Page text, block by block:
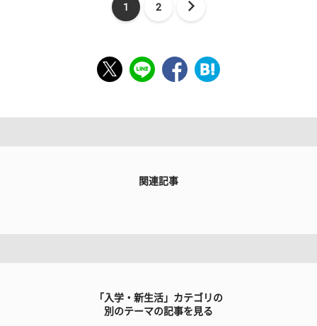
1 2
関連記事
「入学・新生活」カテゴリの
別のテーマの記事を見る